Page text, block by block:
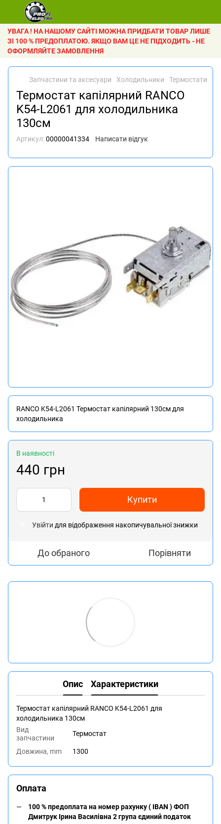
УВАГА ! НА НАШОМУ САЙТІ МОЖНА ПРИДБАТИ ТОВАР ЛИШЕ
ЗІ 100 % ПРЕДОПЛАТОЮ. ЯКЩО ВАМ ЦЕ НЕ ПІДХОДИТЬ - НЕ
ОФОРМЛЯЙТЕ ЗАМОВЛЕННЯ
Запчастини та аксесуари Холодильники Термостати
Термостат капілярний RANCO
K54-L2061 для холодильника
130см
Артикул:00000041334 Написати відгук
RANCO K54-L2061 Термостат капілярний 130см для
холодильника
В наявності
440 грн
Купити
Увійти для відображення накопичувальної знижки
До обраного Порівняти
Опис Характеристики
Термостат капілярний RANCO K54-L2061 для
холодильника 130см
Вид
запчастини
Термостат
Довжина, mm 1300
Оплата
100 % предоплата на номер рахунку ( IBAN ) ФОП
Дмитрук Ірина Василівна 2 група єдиний податок